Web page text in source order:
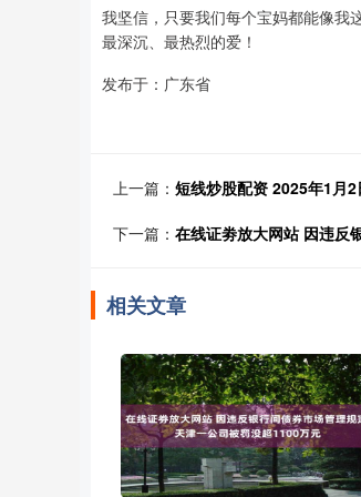
我坚信，只要我们每个宝妈都能像我
最深沉、最热烈的爱！
发布于：广东省
上一篇： 短线炒股配资 2025年1月
下一篇： 在线证劵放大网站 因违反
相关文章